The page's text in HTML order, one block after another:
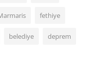
fethiye
belediye deprem